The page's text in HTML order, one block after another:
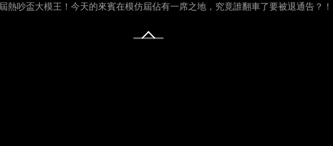
吵盃大模王！今天的來賓在模仿屆佔有一席之地，究竟誰翻車了要被退通告？！